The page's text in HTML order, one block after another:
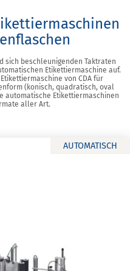
sich beschleunigenden Taktraten
Etikettiermaschine auf.
von CDA für
(konisch, quadratisch, oval
automatische Etikettiermaschinen
aller Art.
AUTOMATISCH